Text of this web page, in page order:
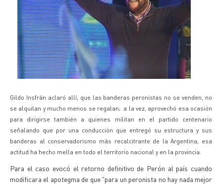
Gildo Insfrán aclaró allí, que las banderas peronistas no se venden, no
se alquilan y mucho menos se regalan; a la vez, aprovechó esa ocasión
para dirigirse también a quienes militan en el partido centenario
señalando que por una conducción que entregó su estructura y sus
banderas al conservadorismo más recalcitrante de la Argentina, esa
actitud ha hecho mella en todo el territorio nacional y en la provincia.
Para el caso evocó el retorno definitivo de Perón al país cuando
modificara el apotegma de que "para un peronista no hay nada mejor